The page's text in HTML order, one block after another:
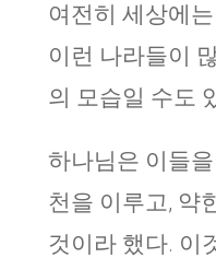
여전히 세상에
이런 나라들이
의 모습일 수도
하나님은 이들
천을 이루고, 약
것이라 했다. 이